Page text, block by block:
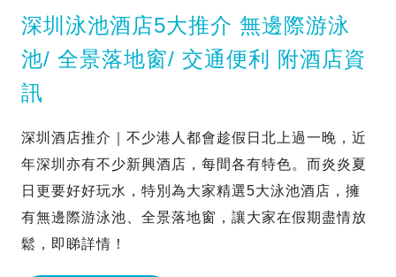
深圳泳池酒店5大推介 無邊際游泳
池/ 全景落地窗/ 交通便利 附酒店資
訊
深圳酒店推介｜不少港人都會趁假日北上過一晚，近
年深圳亦有不少新興酒店，每間各有特色。而炎炎夏
日更要好好玩水，特別為大家精選5大泳池酒店，擁
有無邊際游泳池、全景落地窗，讓大家在假期盡情放
鬆，即睇詳情！